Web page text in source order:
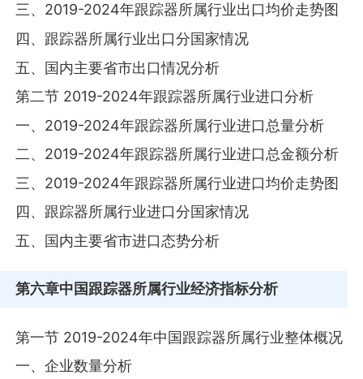
三、2019-2024年跟踪器所属行业出口均价走势图
四、跟踪器所属行业出口分国家情况
五、国内主要省市出口情况分析
第二节 2019-2024年跟踪器所属行业进口分析
一、2019-2024年跟踪器所属行业进口总量分析
二、2019-2024年跟踪器所属行业进口总金额分析
三、2019-2024年跟踪器所属行业进口均价走势图
四、跟踪器所属行业进口分国家情况
五、国内主要省市进口态势分析
第六章中国跟踪器所属行业经济指标分析
第一节 2019-2024年中国跟踪器所属行业整体概况
一、企业数量分析